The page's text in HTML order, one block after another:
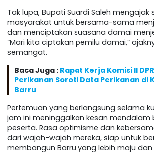
Tak lupa, Bupati Suardi Saleh mengajak
masyarakat untuk bersama-sama
dan menciptakan suasana damai
“Mari kita ciptakan pemilu damai,”
semangat.
Baca Juga : Rapat Kerja Komisi II
Perikanan Soroti Data Perikanan di
Barru
Pertemuan yang berlangsung selama
jam ini meninggalkan kesan mendalam
peserta. Rasa optimisme dan
dari wajah-wajah mereka, siap untuk
membangun Barru yang lebih maju dan